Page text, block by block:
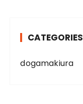
CATEGORIES
dogamakiura